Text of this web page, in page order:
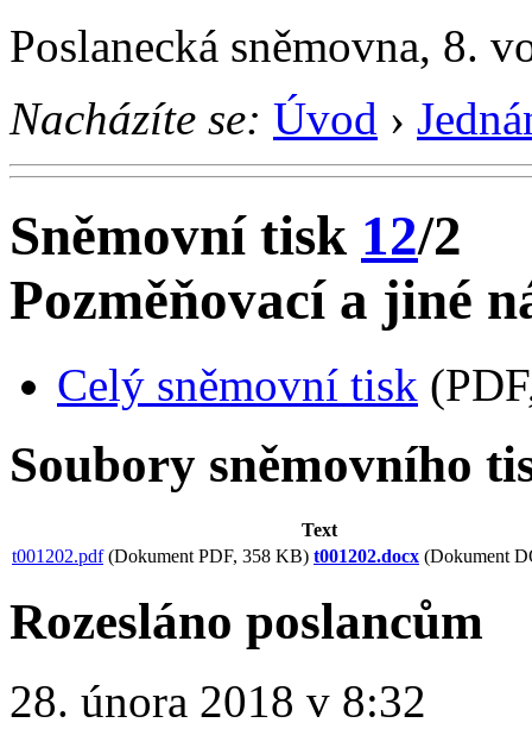
Poslanecká sněmovna, 8.
Nacházíte se: Úvod ›
Sněmovní tisk 12/2
Pozměňovací a jiné
Celý sněmovní tisk
Soubory sněmovního
Text
t001202.pdf(Dokument PDF, 358 KB) t001202.docx (Dokument
Rozesláno poslancům
28. února 2018 v 8:32